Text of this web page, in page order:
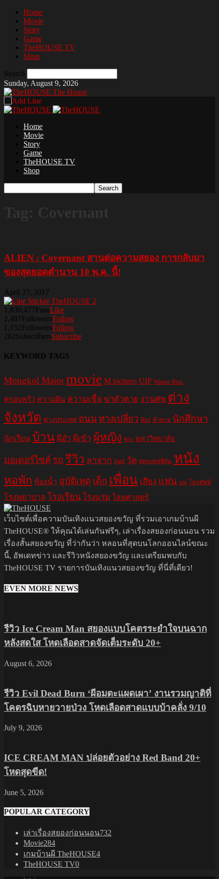
Home
Movie
Story
Game
TheHOUSE TV
Shop
Search
Sunday, August 9, 2026
The House
Home
Movie
Story
Game
TheHOUSE TV
Shop
ALIEN : Covernant สานต่อความสยอง การกลับมา
ของสุดยอดตำนาน 10 พ.ค. นี้!
April 27, 2017
1,830,477FansLike
2,487FollowersFollow
1,152FollowersFollow
262SubscribersSubscribe
KEYWORD TAGS
Mongkol Majormovie M pictures UIP Warner Bros.
ครอบครัว ความฝัน ความเชื่อ ฆ่าตัวตาย งานศพ ต่าง
จังหวัด ต่างประเทศ ถนนทางเปลี่ยว ท้อง ท้าทาย นักศึกษา
นักเรียน บ้าน ผีอำ ผีเข้า ผู้หญิง พระ มหาวิทยาลัย
มอเตอร์ไซค์ รถ รีวิว ลาจาก ลิฟท์ วัด สหมงคลฟิล์ม หนัง
หอพัก ห้องน้ำ อุบัติเหตุ เด็ก เพื่อน เสียง แฟน แม่ โทรศัพท์
โรงพยาบาล โรงเรียน โรงแรม ไสยศาสตร์
เว็บไซต์เพื่อความบันเทิงแนวสยองขวัญ ที่รวมเอาเกมบ้านผี
TheHOUSE® ให้คุณได้เล่นกันฟรีๆ, เล่าเรื่องสยองก่อนนอน รวม
เรื่องสั้นสยองขวัญ ที่ว่ากันว่า หลอนที่สุดบนโลกออนไลน์ขณะ
นี้, อัพเดทข่าว และรีวิวหนังสยองขวัญ และเตรียมพบกับ
TheHOUSE TV รายการบันเทิงแนวสยองขวัญ ที่นี่ที่เดียว!
EVEN MORE NEWS
รีวิว Ice Cream Man สยองแบบโคตรระยำใจบนฉาก
หลังสดใส โหดเลือดสาดจัดเต็มระดับ 20+
August 6, 2026
รีวิว Evil Dead Burn ‘ผีอมตะแผดเผา’ งานรวมญาติที่
โคตรฉิบหายวายป่วง โหดเลือดสาดแบบบ้าคลั่ง 9/10
July 9, 2026
ICE CREAM MAN ปล่อยตัวอย่าง Red Band 20+
โหดสุดขีด!
June 5, 2026
POPULAR CATEGORY
เล่าเรื่องสยองก่อนนอน732
Movie284
เกมบ้านผี TheHOUSE4
TheHOUSE TV0